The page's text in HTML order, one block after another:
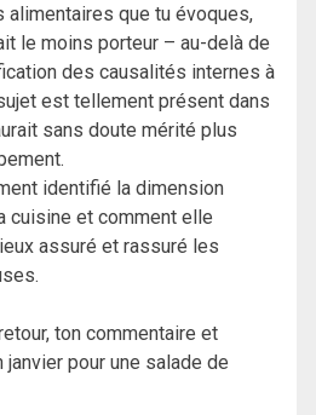
que tu évoques,
le moins porteur – au-delà de
des causalités internes à
est tellement présent dans
sans doute mérité plus
identifié la dimension
cuisine et comment elle
assuré et rassuré les
ton commentaire et
pour une salade de